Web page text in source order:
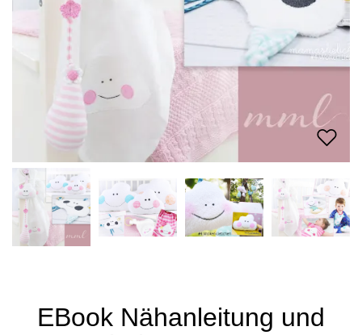
EBook Nähanleitung und